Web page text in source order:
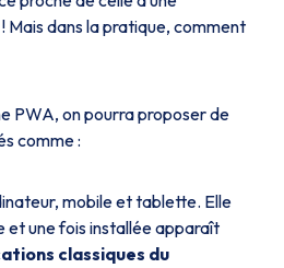
Mais dans la pratique, comment
PWA, on pourra proposer de
comme :
mobile et tablette. Elle
et une fois installée apparaît
classiques du